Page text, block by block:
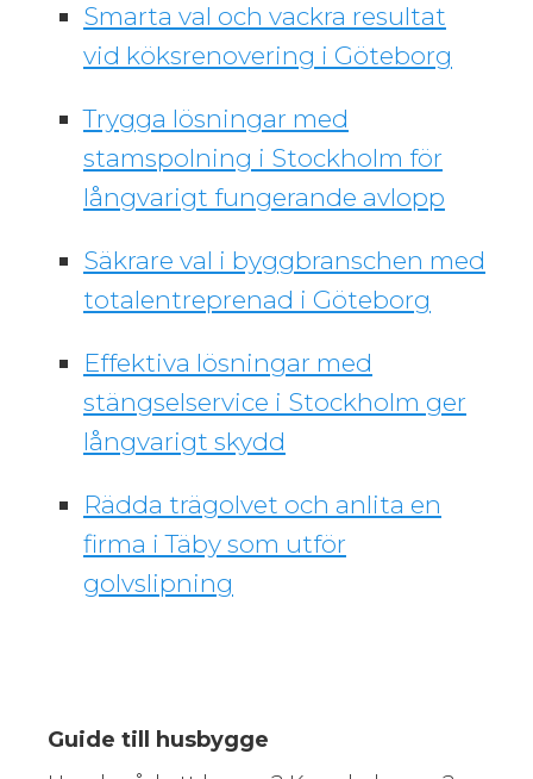
Smarta val och vackra resultat
vid köksrenovering i Göteborg
Trygga lösningar med
stamspolning i Stockholm för
långvarigt fungerande avlopp
Säkrare val i byggbranschen med
totalentreprenad i Göteborg
Effektiva lösningar med
stängselservice i Stockholm ger
långvarigt skydd
Rädda trägolvet och anlita en
firma i Täby som utför
golvslipning
Guide till husbygge